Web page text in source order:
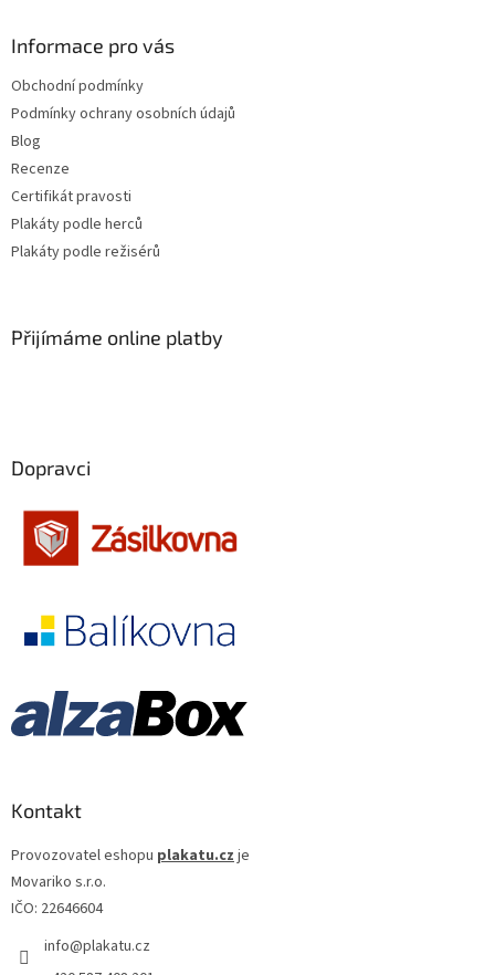
Jiřina Bohdalová 32
Martin Růžek 32
Václav Vydra nejml.
Ben Affleck 31
Jennifer Lopez
Jiří Macháček 30
Meryl Streep 30
Cate Blanchett 29
Jiří Lábus
Josef Somr 29
Jude Law
Kevin Bacon
Informace pro vás
Obchodní podmínky
Podmínky ochrany osobních údajů
Blog
Recenze
Certifikát pravosti
Plakáty podle herců
Plakáty podle režisérů
Přijímáme online platby
Dopravci
Kontakt
Provozovatel eshopu plakatu.cz je
Movariko s.r.o.
IČO: 22646604
info@plakatu.cz